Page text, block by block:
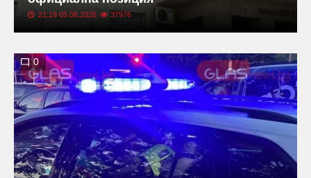
21:18 05.08.2026 37976
0